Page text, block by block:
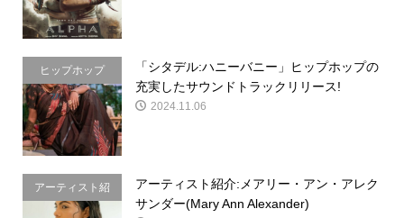
ヒップホップ
「シタデル:ハニーバニー」ヒップホップの
充実したサウンドトラックリリース!
2024.11.06
アーティスト紹
介
アーティスト紹介:メアリー・アン・アレク
サンダー(Mary Ann Alexander)